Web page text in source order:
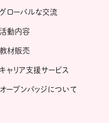
グローバルな交流
活動内容
教材販売
キャリア支援サービス
オープンバッジについて